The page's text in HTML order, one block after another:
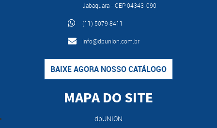
Jabaquara - CEP 04343-090
(11) 5079 8411
info@dpunion.com.br
BAIXE AGORA NOSSO CATÁLOGO
MAPA DO SITE
dpUNION